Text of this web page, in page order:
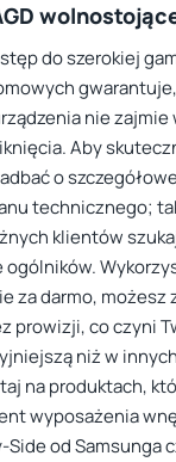
do szerokiej
nie zajmie
Aby
o
technicznego;
klientów
ogólników.
za darmo, możesz
prowizji, co czyni
niż w
na produktach,
wyposażenia
od Samsunga